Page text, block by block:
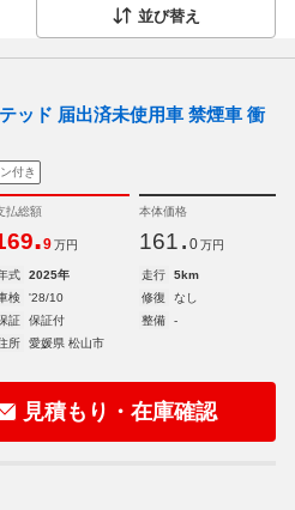
並び替え
ッド 届出済未使用車 禁煙車 衝
付き
払総額
.9 万円
本体価格
161. 0 万円
式 2025年 走行
5km
検
'28/10 修復
なし
証
保証付 整備
-
所
愛媛県 松山市
見積もり・在庫確認